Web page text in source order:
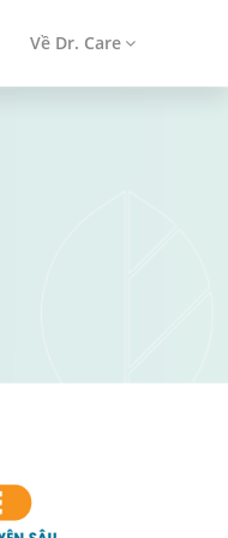
Về Dr. Care